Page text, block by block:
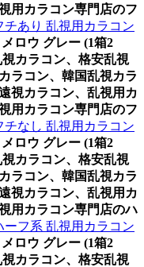
用カラコン専門店のフ
チあり 乱視用カラコン
ロウ グレー (1箱2
カラコン、格安乱視
ラコン、韓国乱視カラ
視カラコン、乱視用カ
用カラコン専門店のフ
チなし 乱視用カラコン
ロウ グレー (1箱2
カラコン、格安乱視
ラコン、韓国乱視カラ
視カラコン、乱視用カ
用カラコン専門店のハ
ーフ系 乱視用カラコン
ロウ グレー (1箱2
カラコン、格安乱視